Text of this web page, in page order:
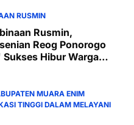
RUSMIN
Rusmin,
Reog Ponorogo
Hibur Warga
MUARA ENIM
TINGGI DALAM MELAYANI